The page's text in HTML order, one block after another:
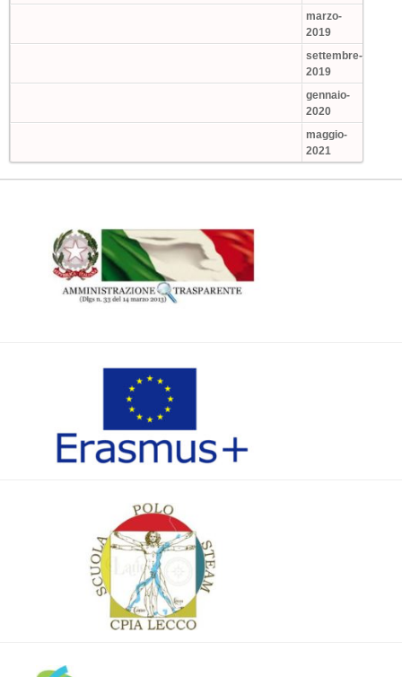
marzo-
2019
settembre-
2019
gennaio-
2020
maggio-
2021